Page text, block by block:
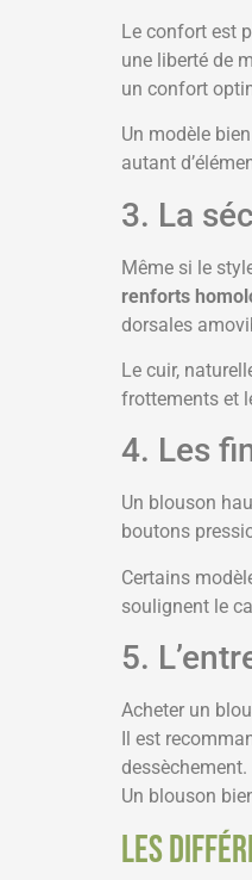
Le confort est
une liberté de
un confort
Un modèle
autant
3. La
Même si le
renforts
dorsales
Le cuir,
frottements et
4. Les
Un blouson
boutons
Certains
soulignent le
5.
Acheter un
Il est
dessèchement.
Un blouson
Les